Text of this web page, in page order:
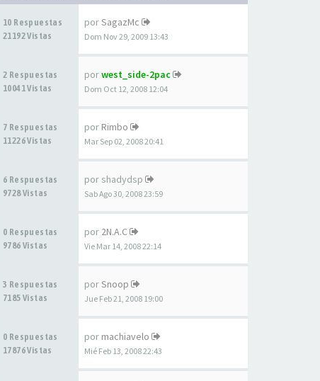
10 Respuestas
21192 Vistas
porSagazMc
Dom Nov 29, 2009 13:43
2 Respuestas
10041 Vistas
porwest_side-2pac
Dom Oct 12, 2008 12:04
7 Respuestas
11226 Vistas
por Rimbo
Mar Sep 02, 2008 20:41
6 Respuestas
9728 Vistas
por shadydsp
Sab Ago 30, 2008 23:59
0 Respuestas
9786 Vistas
por 2N.A.C
Vie Mar 14, 2008 22:14
3 Respuestas
7185 Vistas
porSnoop
Jue Feb 21, 2008 19:00
0 Respuestas
17876 Vistas
por machiavelo
Mié Feb 13, 2008 22:43